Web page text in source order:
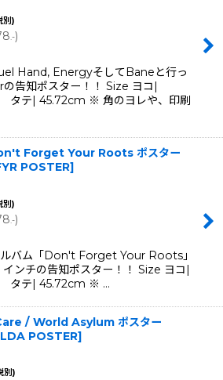
別)
.-)
Hand, EnergyそしてBaneと行っ
告知ポスター！！ Size ヨコ|
テ| 45.72cm ※ 角のヨレや、印刷
Forget Your Roots ポスター
POSTER]
別)
.-)
バム「Don't Forget Your Roots」
インチの告知ポスター！！ Size ヨコ|
タテ| 45.72cm ※ …
/ World Asylum ポスター
POSTER]
別)